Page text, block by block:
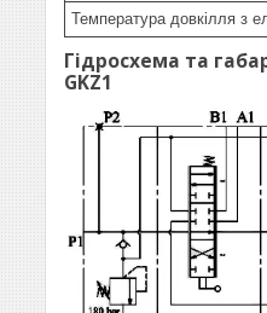
Температура довкілля з
Гідросхема та
GKZ1